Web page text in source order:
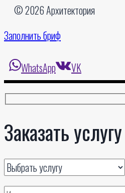
© 2026 Архитектория
Заполнить бриф
WhatsApp VK
Заказать услугу